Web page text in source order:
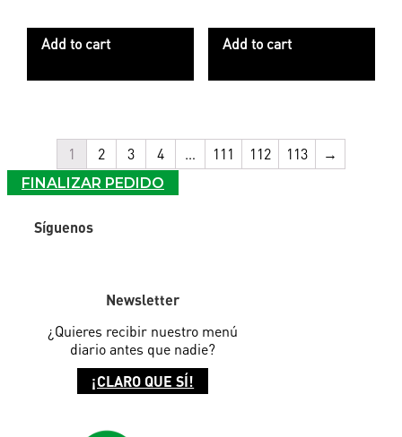
Add to cart Add to cart
1 2 3 4 … 111 112 113 →
FINALIZAR PEDIDO
Síguenos
Newsletter
¿Quieres recibir nuestro menú
diario antes que nadie?
¡CLARO QUE SÍ!